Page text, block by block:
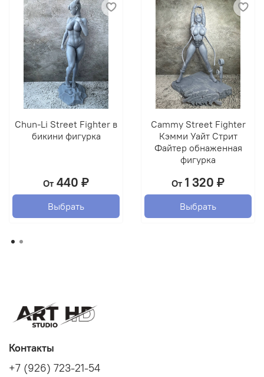
Chun-Li Street Fighter в
бикини фигурка
От 440 ₽
Выбрать
Cammy Street Fighter
Кэмми Уайт Стрит
Файтер обнаженная
фигурка
От 1 320 ₽
Выбрать
Контакты
+7 (926) 723-21-54